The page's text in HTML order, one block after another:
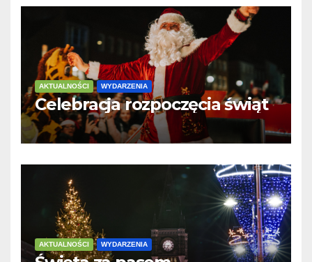
AKTUALNOŚCI WYDARZENIA
Celebracja rozpoczęcia świąt
AKTUALNOŚCI WYDARZENIA